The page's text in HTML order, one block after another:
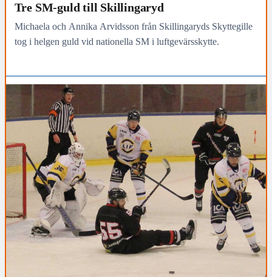
Tre SM-guld till Skillingaryd
Michaela och Annika Arvidsson från Skillingaryds Skyttegille
tog i helgen guld vid nationella SM i luftgevärsskytte.